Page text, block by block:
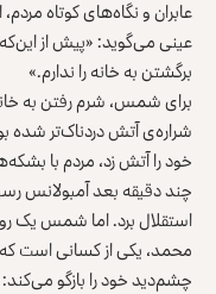
عابران و نگاه‌های کوتاه
عینی می‌گوید: «پیش از این‌که
برگشتن به خانه را ندارم.»
برای شمس، شرم رفتن به
شراره‌ی آتش دردناک‌تر
خود را آتش زد، مردم با
چند دقیقه بعد آمبولانس
استقلال برد. اما شمس یک
محمد، یکی از کسانی است
چشم‌دید خود را بازگو